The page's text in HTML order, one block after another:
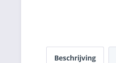
Beschrijving